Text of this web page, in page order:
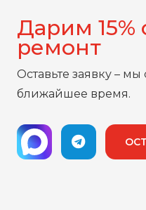
Дарим 15%
ремонт
Оставьте заявку –
ближайшее время.